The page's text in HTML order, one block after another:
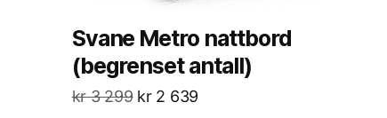
Svane Metro nattbord
(begrenset antall)
kr3 299 kr2 639